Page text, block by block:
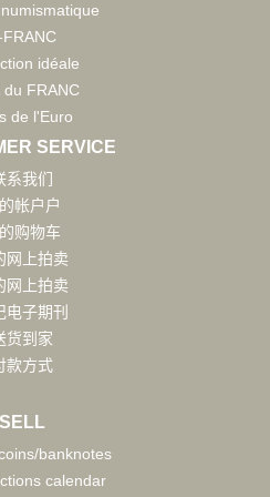
idéale
du FRANC
de l'Euro
SERVICE
系我们
帐户户
购物车
网上拍卖
网上拍卖
电子期刊
货到家
款方式
SELL
banknotes
calendar